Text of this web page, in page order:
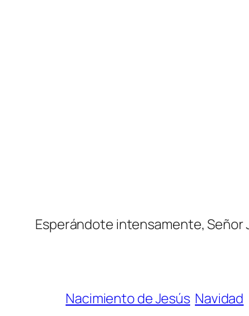
Esperándote intensamente, Señor
Nacimiento de Jesús Navidad